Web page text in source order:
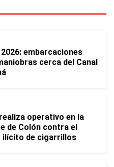
embarcaciones
cerca del Canal
operativo en la
de Colón contra el
ilícito de cigarrillos